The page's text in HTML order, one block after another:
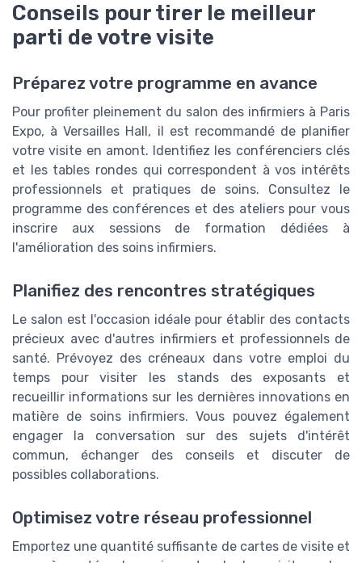
Conseils pour tirer le meilleur
parti de votre visite
Préparez votre programme en avance
Pour profiter pleinement du salon des infirmiers à Paris
Expo, à Versailles Hall, il est recommandé de planifier
votre visite en amont. Identifiez les conférenciers clés
et les tables rondes qui correspondent à vos intérêts
professionnels et pratiques de soins. Consultez le
programme des conférences et des ateliers pour vous
inscrire aux sessions de formation dédiées à
l'amélioration des soins infirmiers.
Planifiez des rencontres stratégiques
Le salon est l'occasion idéale pour établir des contacts
précieux avec d'autres infirmiers et professionnels de
santé. Prévoyez des créneaux dans votre emploi du
temps pour visiter les stands des exposants et
recueillir informations sur les dernières innovations en
matière de soins infirmiers. Vous pouvez également
engager la conversation sur des sujets d'intérêt
commun, échanger des conseils et discuter de
possibles collaborations.
Optimisez votre réseau professionnel
Emportez une quantité suffisante de cartes de visite et